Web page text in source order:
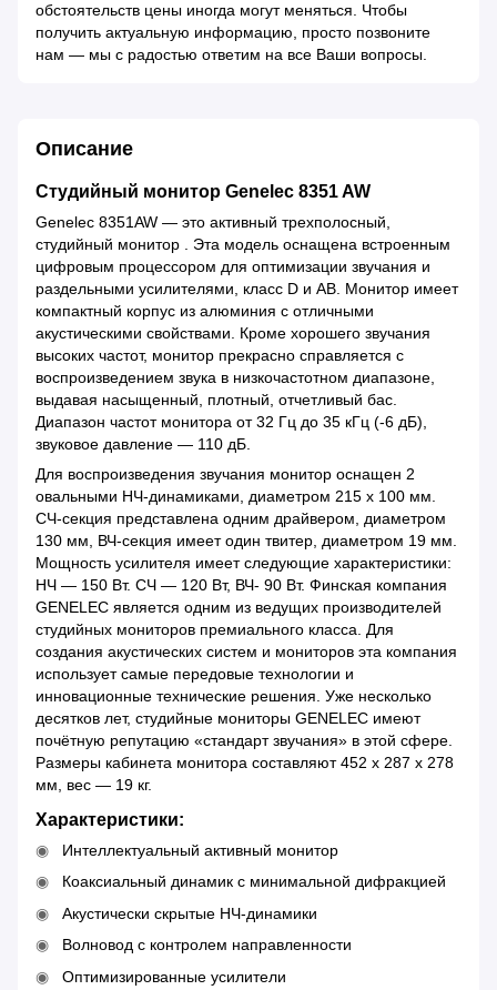
обстоятельств цены иногда могут меняться. Чтобы
получить актуальную информацию, просто позвоните
нам — мы с радостью ответим на все Ваши вопросы.
Описание
Студийный монитор Genelec 8351 AW
Genelec 8351AW — это активный трехполосный,
студийный монитор . Эта модель оснащена встроенным
цифровым процессором для оптимизации звучания и
раздельными усилителями, класс D и AB. Монитор имеет
компактный корпус из алюминия с отличными
акустическими свойствами. Кроме хорошего звучания
высоких частот, монитор прекрасно справляется с
воспроизведением звука в низкочастотном диапазоне,
выдавая насыщенный, плотный, отчетливый бас.
Диапазон частот монитора от 32 Гц до 35 кГц (-6 дБ),
звуковое давление — 110 дБ.
Для воспроизведения звучания монитор оснащен 2
овальными НЧ-динамиками, диаметром 215 x 100 мм.
СЧ-секция представлена одним драйвером, диаметром
130 мм, ВЧ-секция имеет один твитер, диаметром 19 мм.
Мощность усилителя имеет следующие характеристики:
НЧ — 150 Вт. СЧ — 120 Вт, ВЧ- 90 Вт. Финская компания
GENELEC является одним из ведущих производителей
студийных мониторов премиального класса. Для
создания акустических систем и мониторов эта компания
использует самые передовые технологии и
инновационные технические решения. Уже несколько
десятков лет, студийные мониторы GENELEC имеют
почётную репутацию «стандарт звучания» в этой сфере.
Размеры кабинета монитора составляют 452 x 287 x 278
мм, вес — 19 кг.
Характеристики:
Интеллектуальный активный монитор
Коаксиальный динамик с минимальной дифракцией
Акустически скрытые НЧ-динамики
Волновод с контролем направленности
Оптимизированные усилители